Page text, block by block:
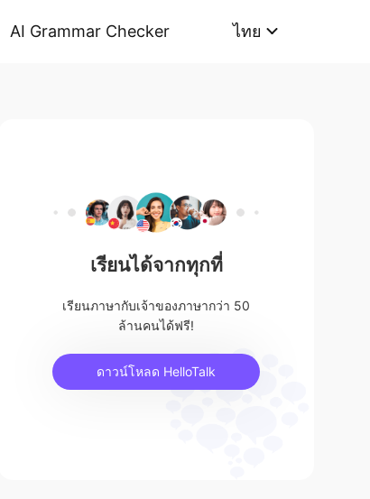
AI Grammar Checker ไทย
เรียนได้จากทุกที่
เรียนภาษากับเจ้าของภาษากว่า 50
ล้านคนได้ฟรี!
ดาวน์โหลด HelloTalk